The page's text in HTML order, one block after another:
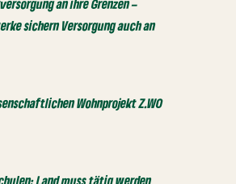
an ihre Grenzen –
sichern Versorgung auch an
Wohnprojekt Z.WO
Land muss tätig werden